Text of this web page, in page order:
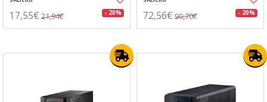
17,55€ 21,94€ - 20% 72,56€ 90,70€ - 20%